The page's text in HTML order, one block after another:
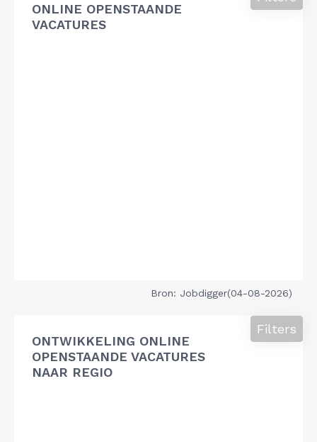
ONLINE OPENSTAANDE
VACATURES
Bron: Jobdigger(04-08-2026)
ONTWIKKELING ONLINE
OPENSTAANDE VACATURES
NAAR REGIO
Filters